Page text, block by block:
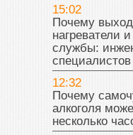
15:02
Почему
нагреватели
службы:
12:32
Почему
алкоголя
несколько